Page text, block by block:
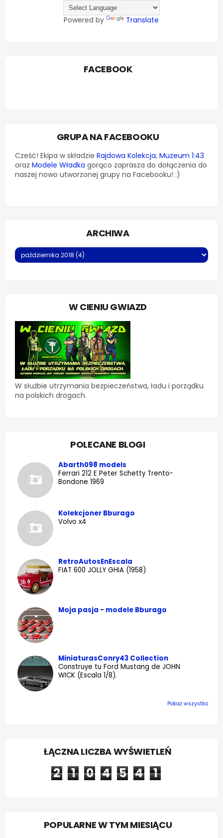
Powered by Translate
FACEBOOK
GRUPA NA FACEBOOKU
Cześć! Ekipa w składzie Rajdowa Kolekcja, Muzeum 1:43
oraz Modele Władka gorąco zaprasza do dołączenia do
naszej nowo utworzonej grupy na Facebooku! :)
ARCHIWA
W CIENIU GWIAZD
W służbie utrzymania bezpieczeństwa, ładu i porządku
na polskich drogach.
POLECANE BLOGI
Abarth098 models
Ferrari 212 E Peter Schetty Trento-
Bondone 1969
Kolekcjoner Bburago
Volvo x4
RetroAutosEnEscala
FIAT 600 JOLLY GHIA (1958)
Moja pasja - modele Bburago
MiniaturasConry43 Collection
Construye tu Ford Mustang de JOHN
WICK (Escala 1/8).
Pokaż wszystko
ŁĄCZNA LICZBA WYŚWIETLEŃ
2 1 0 4 5 4 1
POPULARNE W TYM MIESIĄCU